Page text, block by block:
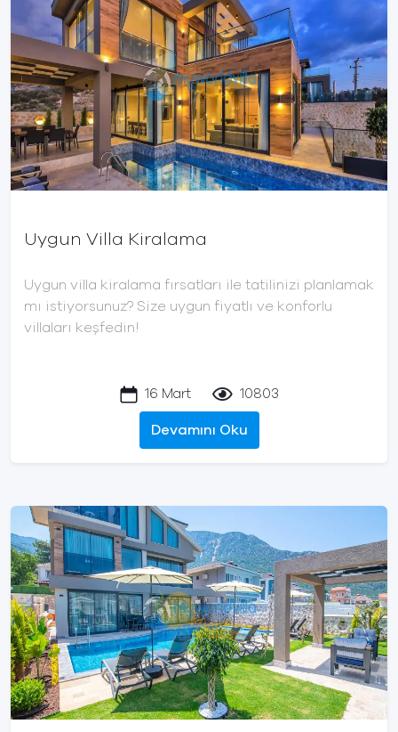
Uygun Villa Kiralama
Uygun villa kiralama fırsatları ile tatilinizi planlamak
mı istiyorsunuz? Size uygun fiyatlı ve konforlu
villaları keşfedin!
16 Mart 10803
Devamını Oku